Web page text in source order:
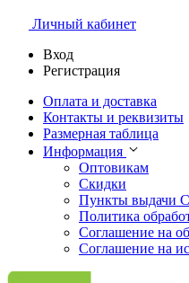
Личный кабинет
Вход
Регистрация
Оплата и доставка
Контакты и реквизиты
Размерная таблица
Информация
Оптовикам
Скидки
Пункты выдачи
Политика
Соглашение на
Соглашение на